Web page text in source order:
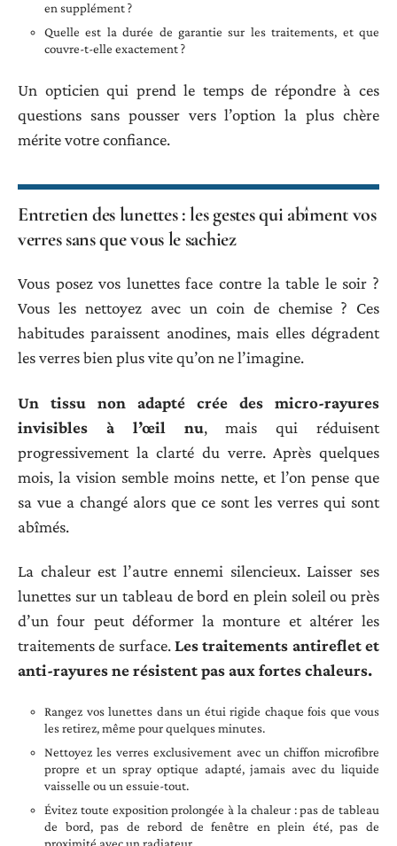
en supplément ?
Quelle est la durée de garantie sur les traitements, et que
couvre-t-elle exactement ?
Un opticien qui prend le temps de répondre à ces
questions sans pousser vers l’option la plus chère
mérite votre confiance.
Entretien des lunettes : les gestes qui abîment vos
verres sans que vous le sachiez
Vous posez vos lunettes face contre la table le soir ?
Vous les nettoyez avec un coin de chemise ? Ces
habitudes paraissent anodines, mais elles dégradent
les verres bien plus vite qu’on ne l’imagine.
Un tissu non adapté crée des micro-rayures
invisibles à l’œil nu, mais qui réduisent
progressivement la clarté du verre. Après quelques
mois, la vision semble moins nette, et l’on pense que
sa vue a changé alors que ce sont les verres qui sont
abîmés.
La chaleur est l’autre ennemi silencieux. Laisser ses
lunettes sur un tableau de bord en plein soleil ou près
d’un four peut déformer la monture et altérer les
traitements de surface.Les traitements antireflet et
anti-rayures ne résistent pas aux fortes chaleurs.
Rangez vos lunettes dans un étui rigide chaque fois que vous
les retirez, même pour quelques minutes.
Nettoyez les verres exclusivement avec un chiffon microfibre
propre et un spray optique adapté, jamais avec du liquide
vaisselle ou un essuie-tout.
Évitez toute exposition prolongée à la chaleur : pas de tableau
de bord, pas de rebord de fenêtre en plein été, pas de